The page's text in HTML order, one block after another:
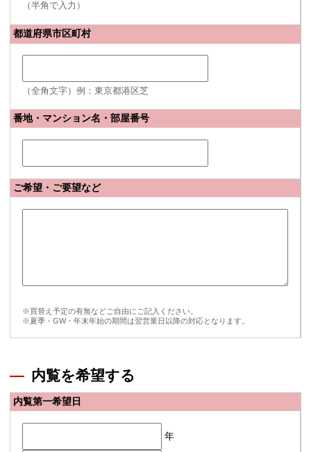
（半角で入力）
都道府県市区町村
（全角文字）例：東京都港区芝
番地・マンション名・部屋番号
ご希望・ご要望など
※買替え予定の有無などご自由にご記入ください。
※夏季・GW・年末年始の期間は翌営業日以降の対応となります。
内覧を希望する
内覧第一希望日
年